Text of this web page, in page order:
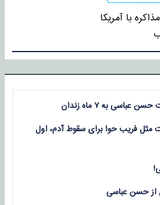
با آمریکا
به ۷ ماه زندان
فریب حوا برای سقوط آدم، اول
از حسن عباسی